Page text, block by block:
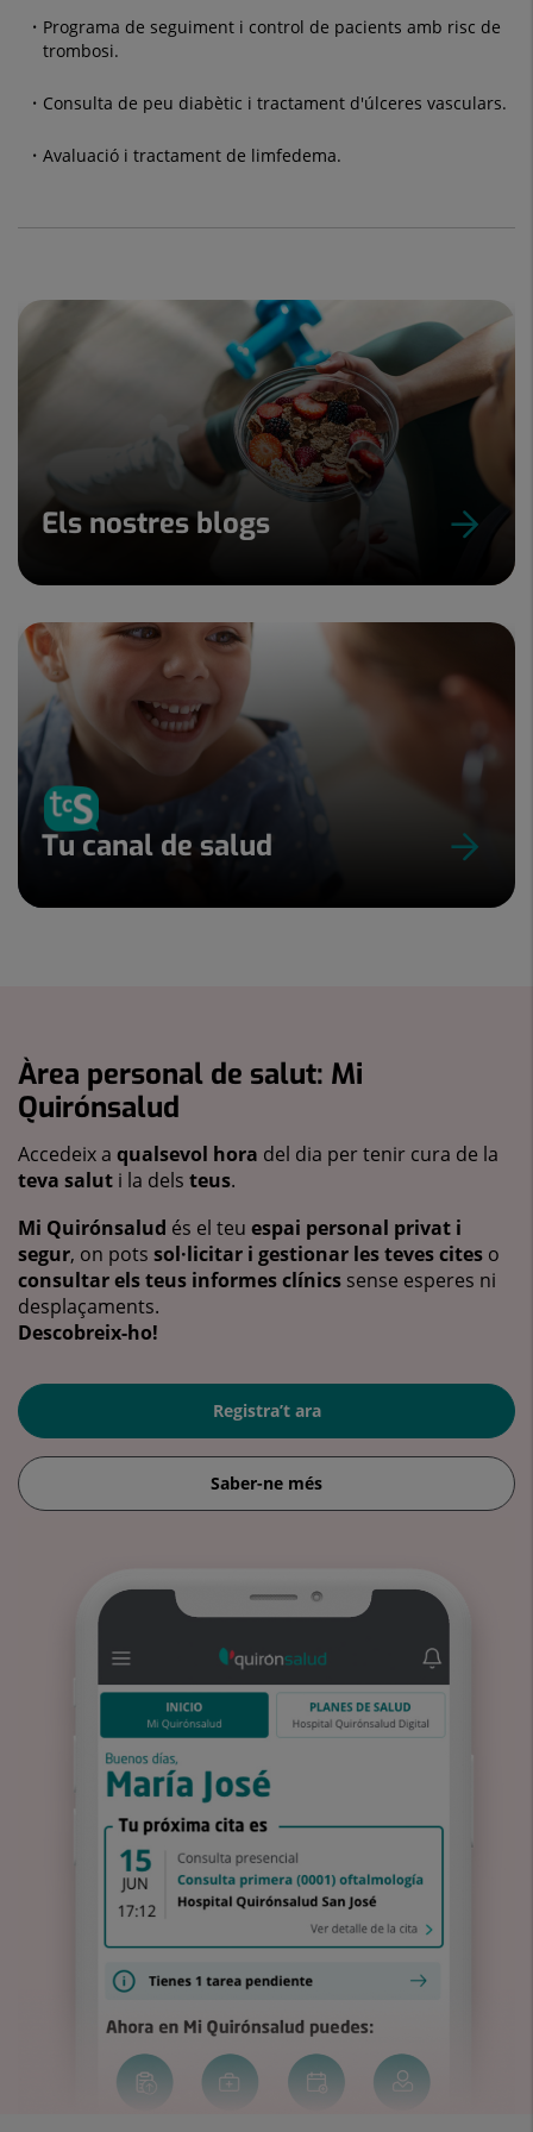
Programa de seguiment i control de pacients amb risc de
trombosi.
Consulta de peu diabètic i tractament d'úlceres vasculars.
Avaluació i tractament de limfedema.
Els nostres blogs
Tu canal de salud
Àrea personal de salut: Mi
Quirónsalud
Accedeix a qualsevol hora del dia per tenir cura de la
teva salut i la dels teus.
Mi Quirónsalud és el teu espai personal privat i
segur, on pots sol·licitar i gestionar les teves cites o
consultar els teus informes clínics sense esperes ni
desplaçaments.
Descobreix-ho!
Registra’t ara
Saber-ne més